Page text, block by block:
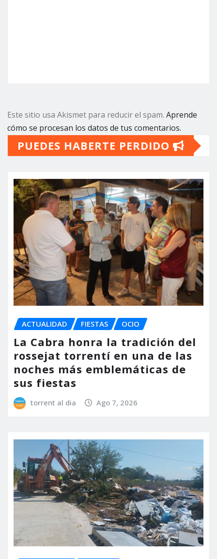
Este sitio usa Akismet para reducir el spam. Aprende
cómo se procesan los datos de tus comentarios.
PUEDES HABERTE PERDIDO
ACTUALIDAD FIESTAS OCIO
La Cabra honra la tradición del
rossejat torrentí en una de las
noches más emblemáticas de
sus fiestas
torrent al dia Ago 7, 2026